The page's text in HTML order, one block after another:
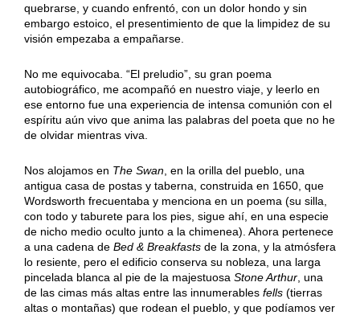
quebrarse, y cuando enfrentó, con un dolor hondo y sin
embargo estoico, el presentimiento de que la limpidez de su
visión empezaba a empañarse.
No me equivocaba. “El preludio”, su gran poema
autobiográfico, me acompañó en nuestro viaje, y leerlo en
ese entorno fue una experiencia de intensa comunión con el
espíritu aún vivo que anima las palabras del poeta que no he
de olvidar mientras viva.
Nos alojamos en The Swan, en la orilla del pueblo, una
antigua casa de postas y taberna, construida en 1650, que
Wordsworth frecuentaba y menciona en un poema (su silla,
con todo y taburete para los pies, sigue ahí, en una especie
de nicho medio oculto junto a la chimenea). Ahora pertenece
a una cadena de Bed & Breakfasts de la zona, y la atmósfera
lo resiente, pero el edificio conserva su nobleza, una larga
pincelada blanca al pie de la majestuosa Stone Arthur, una
de las cimas más altas entre las innumerables fells(tierras
altas o montañas) que rodean el pueblo, y que podíamos ver